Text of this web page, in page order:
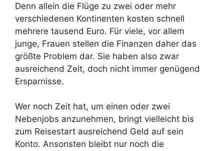
Denn allein die Flüge zu zwei oder mehr
verschiedenen Kontinenten kosten schnell
mehrere tausend Euro. Für viele, vor allem
junge, Frauen stellen die Finanzen daher das
größte Problem dar. Sie haben also zwar
ausreichend Zeit, doch nicht immer genügend
Ersparnisse.
Wer noch Zeit hat, um einen oder zwei
Nebenjobs anzunehmen, bringt vielleicht bis
zum Reisestart ausreichend Geld auf sein
Konto. Ansonsten bleibt nur noch die